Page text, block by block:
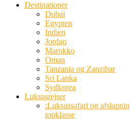
Destinationer
Dubai
Egypten
Indien
Jordan
Marokko
Oman
Tanzania og Zanzibar
Sri Lanka
Sydkorea
Luksusrejser
:Luksussafari og
topklasse